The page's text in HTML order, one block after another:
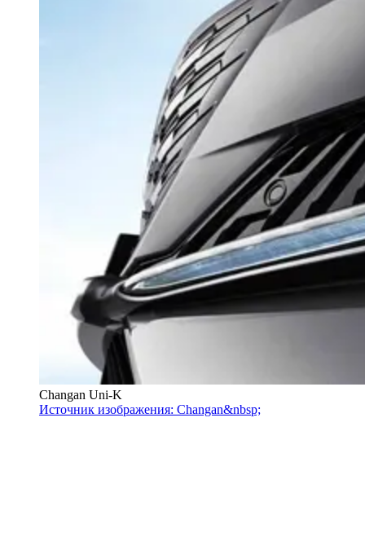
Changan Uni-K
Источник изображения: Changan&nbsp;